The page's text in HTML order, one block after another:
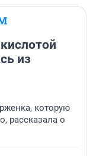
из
которую
рассказала о